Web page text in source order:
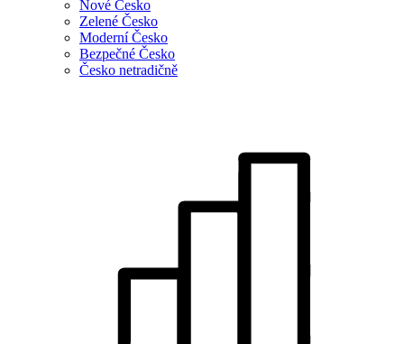
Nové Česko
Zelené Česko
Moderní Česko
Bezpečné Česko
Česko netradičně